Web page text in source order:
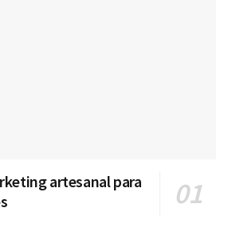
artesanal para